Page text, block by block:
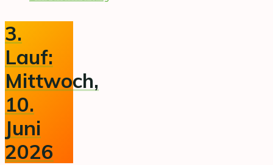
3.
Lauf:
Mittwoch,
10.
Juni
2026